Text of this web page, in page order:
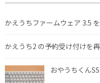
かえうちファームウェア 3.5
かえうち2 の予約受け付けを
おやうちくん